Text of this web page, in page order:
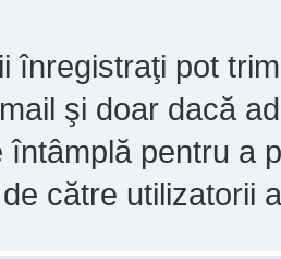
înregistraţi pot
şi doar dacă
pentru a
către utilizatorii